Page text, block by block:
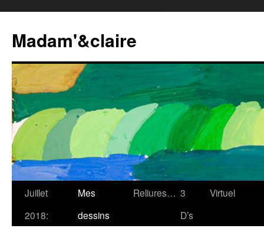
Madam'&claire
Juillet
2018:
Mes
dessins
Reliures… 3
D’s
Virtuel